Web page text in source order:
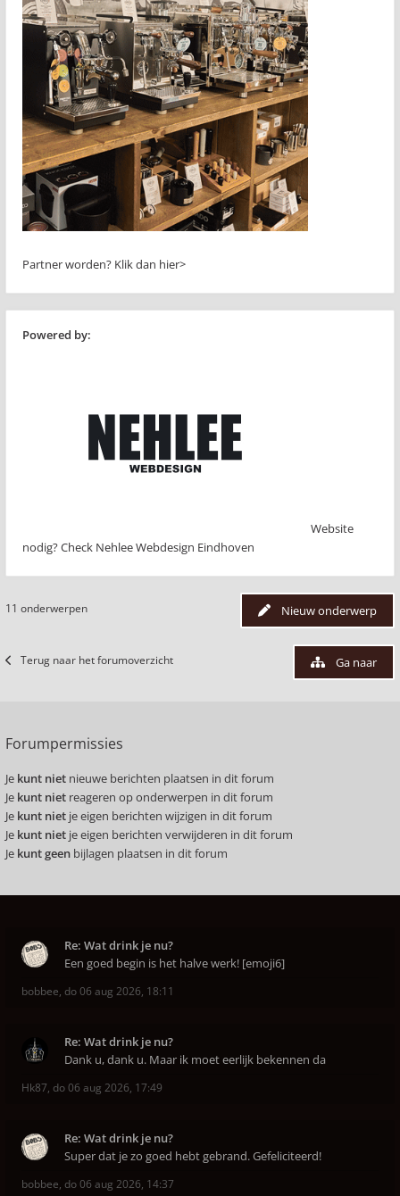
Partner worden? Klik dan hier>
Powered by:
Website
nodig? Check Nehlee Webdesign Eindhoven
Nieuw onderwerp
11 onderwerpen
Terug naar het forumoverzicht Ga naar
Forumpermissies
Je kunt niet nieuwe berichten plaatsen in dit forum
Je kunt niet reageren op onderwerpen in dit forum
Je kunt niet je eigen berichten wijzigen in dit forum
Je kunt niet je eigen berichten verwijderen in dit forum
Je kunt geen bijlagen plaatsen in dit forum
Re: Wat drink je nu?
Een goed begin is het halve werk! [emoji6]
bobbee, do 06 aug 2026, 18:11
Re: Wat drink je nu?
Dank u, dank u. Maar ik moet eerlijk bekennen da
Hk87, do 06 aug 2026, 17:49
Re: Wat drink je nu?
Super dat je zo goed hebt gebrand. Gefeliciteerd!
bobbee, do 06 aug 2026, 14:37